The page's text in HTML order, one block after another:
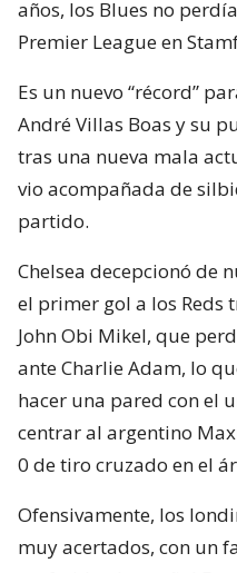
años, los Blues no
Premier League en
Es un nuevo “récord”
André Villas Boas y su
tras una nueva mala
vio acompañada de
partido.
Chelsea decepcionó de
el primer gol a los Reds
John Obi Mikel, que
ante Charlie Adam, lo
hacer una pared con el
centrar al argentino
0 de tiro cruzado en el
Ofensivamente, los
muy acertados, con un